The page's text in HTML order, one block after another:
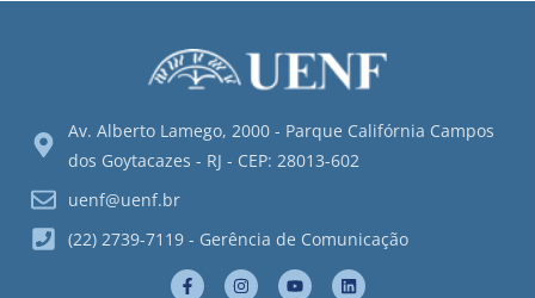
Av. Alberto Lamego, 2000 - Parque Califórnia Campos
dos Goytacazes - RJ - CEP: 28013-602
uenf@uenf.br
(22) 2739-7119 - Gerência de Comunicação